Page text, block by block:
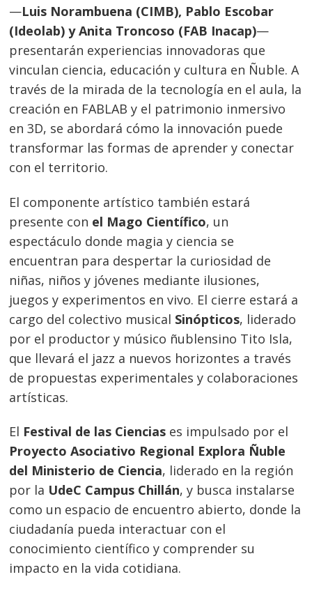
—Luis Norambuena (CIMB), Pablo Escobar
(Ideolab) y Anita Troncoso (FAB Inacap)—
presentarán experiencias innovadoras que
vinculan ciencia, educación y cultura en Ñuble. A
través de la mirada de la tecnología en el aula, la
creación en FABLAB y el patrimonio inmersivo
en 3D, se abordará cómo la innovación puede
transformar las formas de aprender y conectar
con el territorio.
El componente artístico también estará
presente con el Mago Científico, un
espectáculo donde magia y ciencia se
encuentran para despertar la curiosidad de
niñas, niños y jóvenes mediante ilusiones,
juegos y experimentos en vivo. El cierre estará a
cargo del colectivo musical Sinópticos, liderado
por el productor y músico ñublensino Tito Isla,
que llevará el jazz a nuevos horizontes a través
de propuestas experimentales y colaboraciones
artísticas.
El Festival de las Ciencias es impulsado por el
Proyecto Asociativo Regional Explora Ñuble
del Ministerio de Ciencia, liderado en la región
por la UdeC Campus Chillán, y busca instalarse
como un espacio de encuentro abierto, donde la
ciudadanía pueda interactuar con el
conocimiento científico y comprender su
impacto en la vida cotidiana.
Navegación
de
entradas